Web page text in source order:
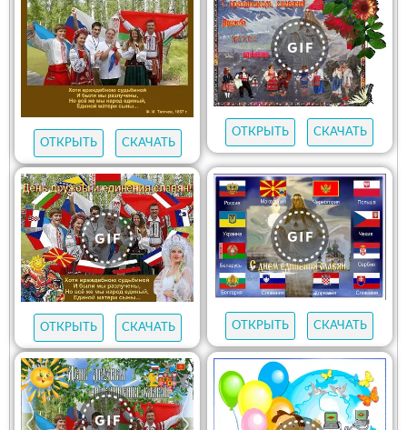
ОТКРЫТЬ СКАЧАТЬ
ОТКРЫТЬ СКАЧАТЬ
ОТКРЫТЬ СКАЧАТЬ ОТКРЫТЬ СКАЧАТЬ